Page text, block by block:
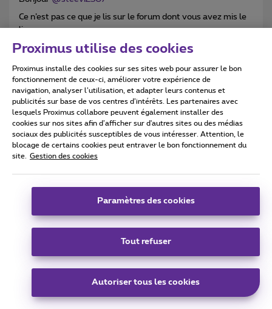
Ce n’est pas ce que je lis sur le forum dont vous avez mis le
lien..
Nous avons pointé un problème de latence sur nos lignes
Est-ce votre cas ? Si oui, pourriez-vous faire un test en
déconnectant le décodeur svp ?
N’oubliez pas de cliquer sur « Meilleure réponse » une fois la
réponse obtenue à votre question !
Forum|pagination.label 6 / 10
La Jupiler Pro League est de retour :
Proximus utilise des cookies
Proximus installe des cookies sur ses sites web pour assurer le bon
fonctionnement de ceux-ci, améliorer votre expérience de
navigation, analyser l’utilisation, et adapter leurs contenus et
publicités sur base de vos centres d’intérêts. Les partenaires avec
lesquels Proximus collabore peuvent également installer des
cookies sur nos sites afin d’afficher sur d'autres sites ou des médias
sociaux des publicités susceptibles de vous intéresser. Attention, le
blocage de certains cookies peut entraver le bon fonctionnement du
site.
Gestion des cookies
Paramètres des cookies
Tout refuser
Autoriser tous les cookies